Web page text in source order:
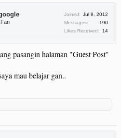
Joined: Jul 9, 2012
Messages:
190
Likes Received:
14
pasangin halaman "Guest Post"
mau belajar gan..